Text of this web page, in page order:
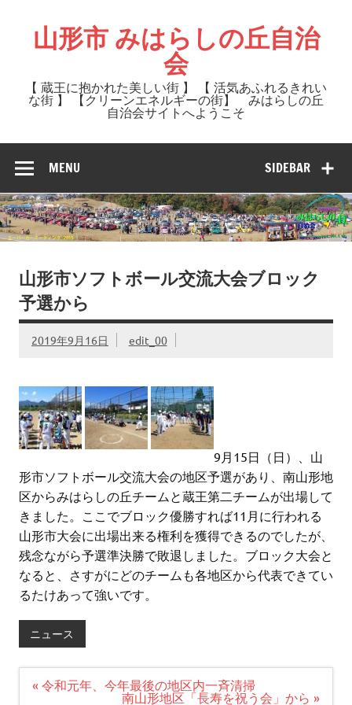
content山形市 みはらしの丘自治
会
【 蔵王に抱かれた美しい街 】 【 活気あふれるきれい
な街 】 【クリーンエネルギーの街】 みはらしの丘
自治会サイトへようこそ
SIDEBAR
MENU
山形市ソフトボール交流大会ブロック
予選から
2019年9月16日 edit_00
9月15日（日）、山
形市ソフトボール交流大会の地区予選があり、南山形地
区からみはらしの丘チームと蔵王第二チームが出場して
きました。ここでブロック優勝すれば11月に行われる
山形市大会に出場出来る権利を獲得できるのでしたが、
残念ながら予選準決勝で敗退しました。ブロック大会と
なると、さすがにどのチームも各地区から代表できてい
るたけあって強いです。
ニュース
投
« 令和元年、今年最後の地区内一斉清掃
南山形地区「長寿を祝う会」から »